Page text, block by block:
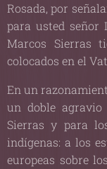
Rosada, por
para usted señor
Marcos Sierras
colocados en el
En un
un doble agravio
Sierras y para
indígenas: a los
europeas sobre